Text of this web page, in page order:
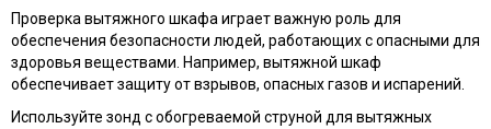
Проверка вытяжного шкафа играет важную роль для
обеспечения безопасности людей, работающих с опасными для
здоровья веществами. Например, вытяжной шкаф
обеспечивает защиту от взрывов, опасных газов и испарений.
Используйте зонд с обогреваемой струной для вытяжных